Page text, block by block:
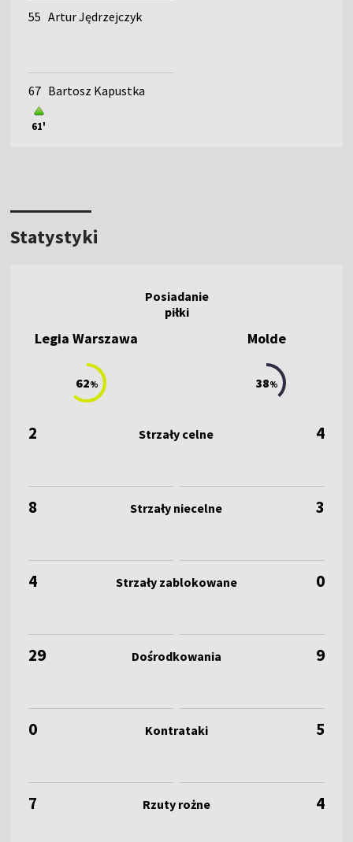
55 Artur Jędrzejczyk
67 Bartosz Kapustka
61'
Statystyki
62%
Legia Warszawa Molde
38%
2
8
4
29
0
7
4
3
0
9
5
4